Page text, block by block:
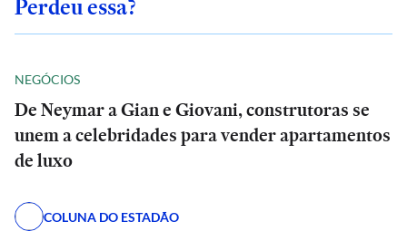
Perdeu essa?
NEGÓCIOS
De Neymar a Gian e Giovani, construtoras se
unem a celebridades para vender apartamentos
de luxo
COLUNA DO ESTADÃO